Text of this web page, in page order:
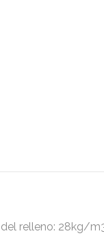
relleno: 28kg/